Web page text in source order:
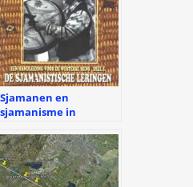
Sjamanen en
sjamanisme in